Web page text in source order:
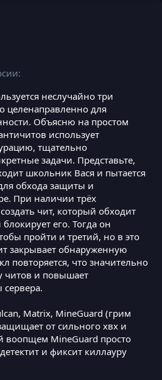
неслучайно три
целенаправленно для
Объясню на простом
использует
тщательно
задачи. Представьте,
школьник Вася и пытается
обхода защиты и
При наличии трёх
чит, который обходит
его. Тогда он
пройти и третий, но в это
закрывает обнаруженную
повторяется, что значительно
читов и повышает
Matrix, MineGuard (грим
от сильного хвх и
воопщем MineGuard просто
и фиксит киллауру